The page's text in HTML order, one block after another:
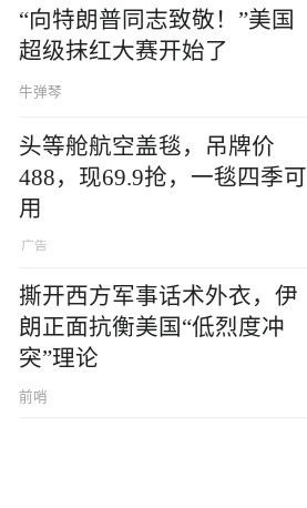
“向特朗普同志致敬！”美国
超级抹红大赛开始了
牛弹琴
头等舱航空盖毯，吊牌价
488，现69.9抢，一毯四季可
用
撕开西方军事话术外衣，伊
朗正面抗衡美国“低烈度冲
突”理论
前哨